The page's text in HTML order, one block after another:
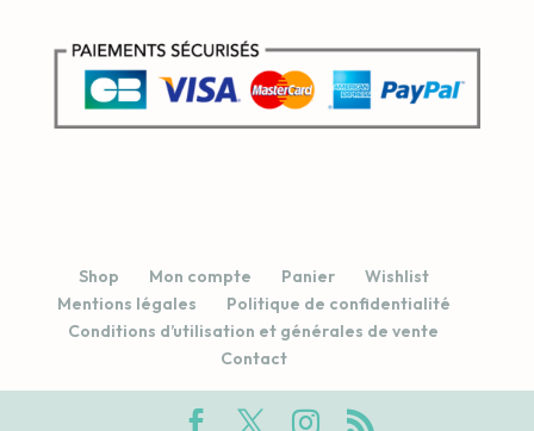
Shop Mon compte Panier
Wishlist
Mentions légales
Politique de confidentialité
Conditions d’utilisation et générales de vente
Contact